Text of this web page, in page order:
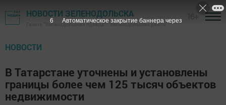
НОВОСТИ ЗЕЛЕНОДОЛЬСКА
Газета "Зеленодольская правда" - Зеленодольский район
НОВОСТИ
В Татарстане уточнены и установлены
границы более чем 125 тысяч объектов
недвижимости
5 Автоматическое закрытие баннера через